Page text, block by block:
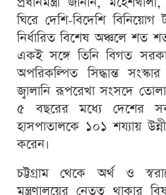
ঘিরে দেশি-বিদেশি
নির্ধারিত বিশেষ অঞ্চলে শত
একই সঙ্গে তিনি বিগত
অপরিকল্পিত সিদ্ধান্ত
জ্বালানি রূপরেখা সংসদে
৫ বছরের মধ্যে দেশের
হাসপাতালকে ১০১ শয্যায়
করেন।
চট্টগ্রাম থেকে অর্থ ও
মন্ত্রণালয়ের নেতৃত্ব থাকার